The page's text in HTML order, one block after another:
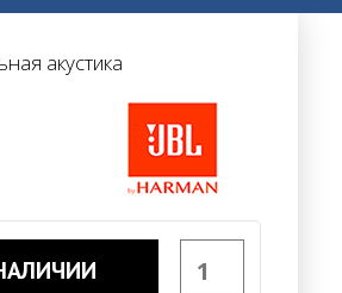
акустика